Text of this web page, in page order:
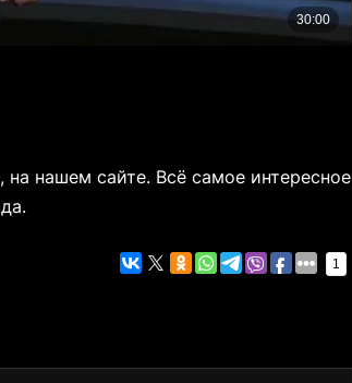
нашем сайте. Всё самое интересное
1